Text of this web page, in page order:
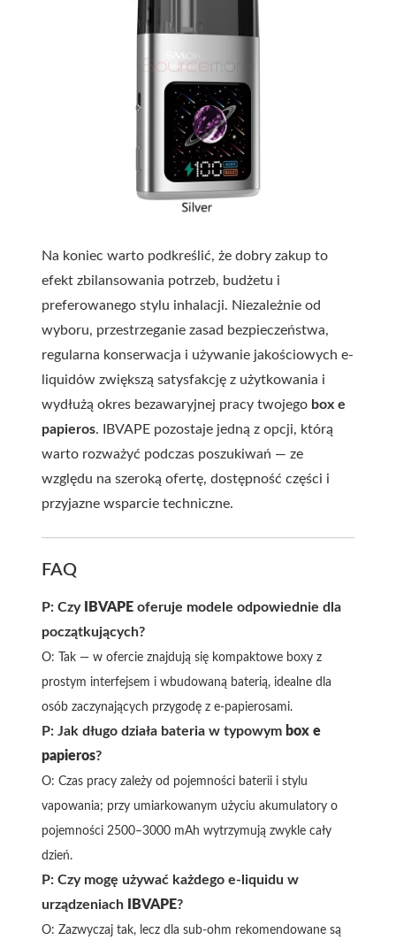
Na koniec warto podkreślić, że dobry zakup to
efekt zbilansowania potrzeb, budżetu i
preferowanego stylu inhalacji. Niezależnie od
wyboru, przestrzeganie zasad bezpieczeństwa,
regularna konserwacja i używanie jakościowych e-
liquidów zwiększą satysfakcję z użytkowania i
wydłużą okres bezawaryjnej pracy twojego box e
papieros. IBVAPE pozostaje jedną z opcji, którą
warto rozważyć podczas poszukiwań — ze
względu na szeroką ofertę, dostępność części i
przyjazne wsparcie techniczne.
FAQ
P: Czy IBVAPE oferuje modele odpowiednie dla
początkujących?
O: Tak — w ofercie znajdują się kompaktowe boxy z
prostym interfejsem i wbudowaną baterią, idealne dla
osób zaczynających przygodę z e-papierosami.
P: Jak długo działa bateria w typowym box e
papieros?
O: Czas pracy zależy od pojemności baterii i stylu
vapowania; przy umiarkowanym użyciu akumulatory o
pojemności 2500–3000 mAh wytrzymują zwykle cały
dzień.
P: Czy mogę używać każdego e-liquidu w
urządzeniach
IBVAPE?
O: Zazwyczaj tak, lecz dla sub-ohm rekomendowane są